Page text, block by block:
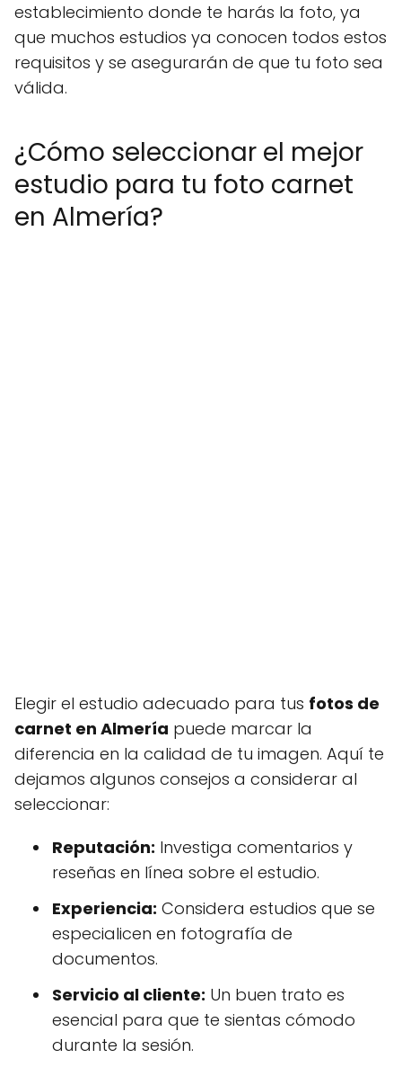
establecimiento donde te harás la foto, ya
que muchos estudios ya conocen todos estos
requisitos y se asegurarán de que tu foto sea
válida.
¿Cómo seleccionar el mejor
estudio para tu foto carnet
en Almería?
Elegir el estudio adecuado para tus fotos de
carnet en Almería puede marcar la
diferencia en la calidad de tu imagen. Aquí te
dejamos algunos consejos a considerar al
seleccionar:
Reputación: Investiga comentarios y
reseñas en línea sobre el estudio.
Experiencia: Considera estudios que se
especialicen en fotografía de
documentos.
Servicio al cliente: Un buen trato es
esencial para que te sientas cómodo
durante la sesión.